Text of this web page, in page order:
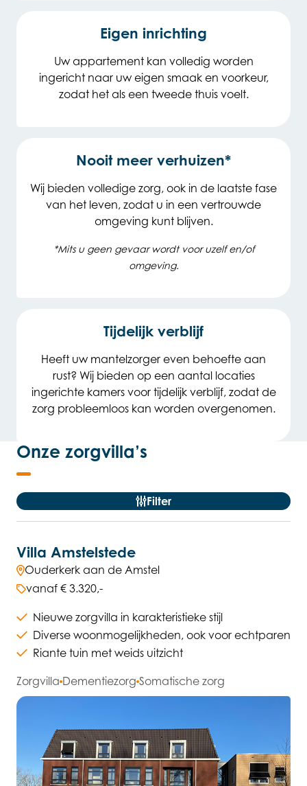
Eigen inrichting
Uw appartement kan volledig worden
ingericht naar uw eigen smaak en voorkeur,
zodat het als een tweede thuis voelt.
Nooit meer verhuizen*
Wij bieden volledige zorg, ook in de laatste fase
van het leven, zodat u in een vertrouwde
omgeving kunt blijven.
*Mits u geen gevaar wordt voor uzelf en/of
omgeving.
Tijdelijk verblijf
Heeft uw mantelzorger even behoefte aan
rust? Wij bieden op een aantal locaties
ingerichte kamers voor tijdelijk verblijf, zodat de
zorg probleemloos kan worden overgenomen.
Onze zorgvilla’s
Direct naar Locaties Filter
Villa Amstelstede
Ouderkerk aan de Amstel
vanaf € 3.320,-
Nieuwe zorgvilla in karakteristieke stijl
Diverse woonmogelijkheden, ook voor echtparen
Riante tuin met weids uitzicht
Zorgvilla Dementiezorg Somatische zorg